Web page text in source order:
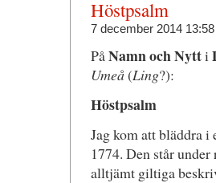
Höstpsalm
7 december 2014 13:58
PåNamn och Nytti
Umeå(Ling?):
Höstpsalm
Jag kom att bläddra i
1774. Den står
alltjämt giltiga